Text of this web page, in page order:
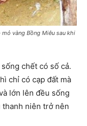
vàng Bồng Miêu sau khi
chết có số cả.
chỉ có cạp đất mà
lớn lên đều sống
thanh niên trở nên